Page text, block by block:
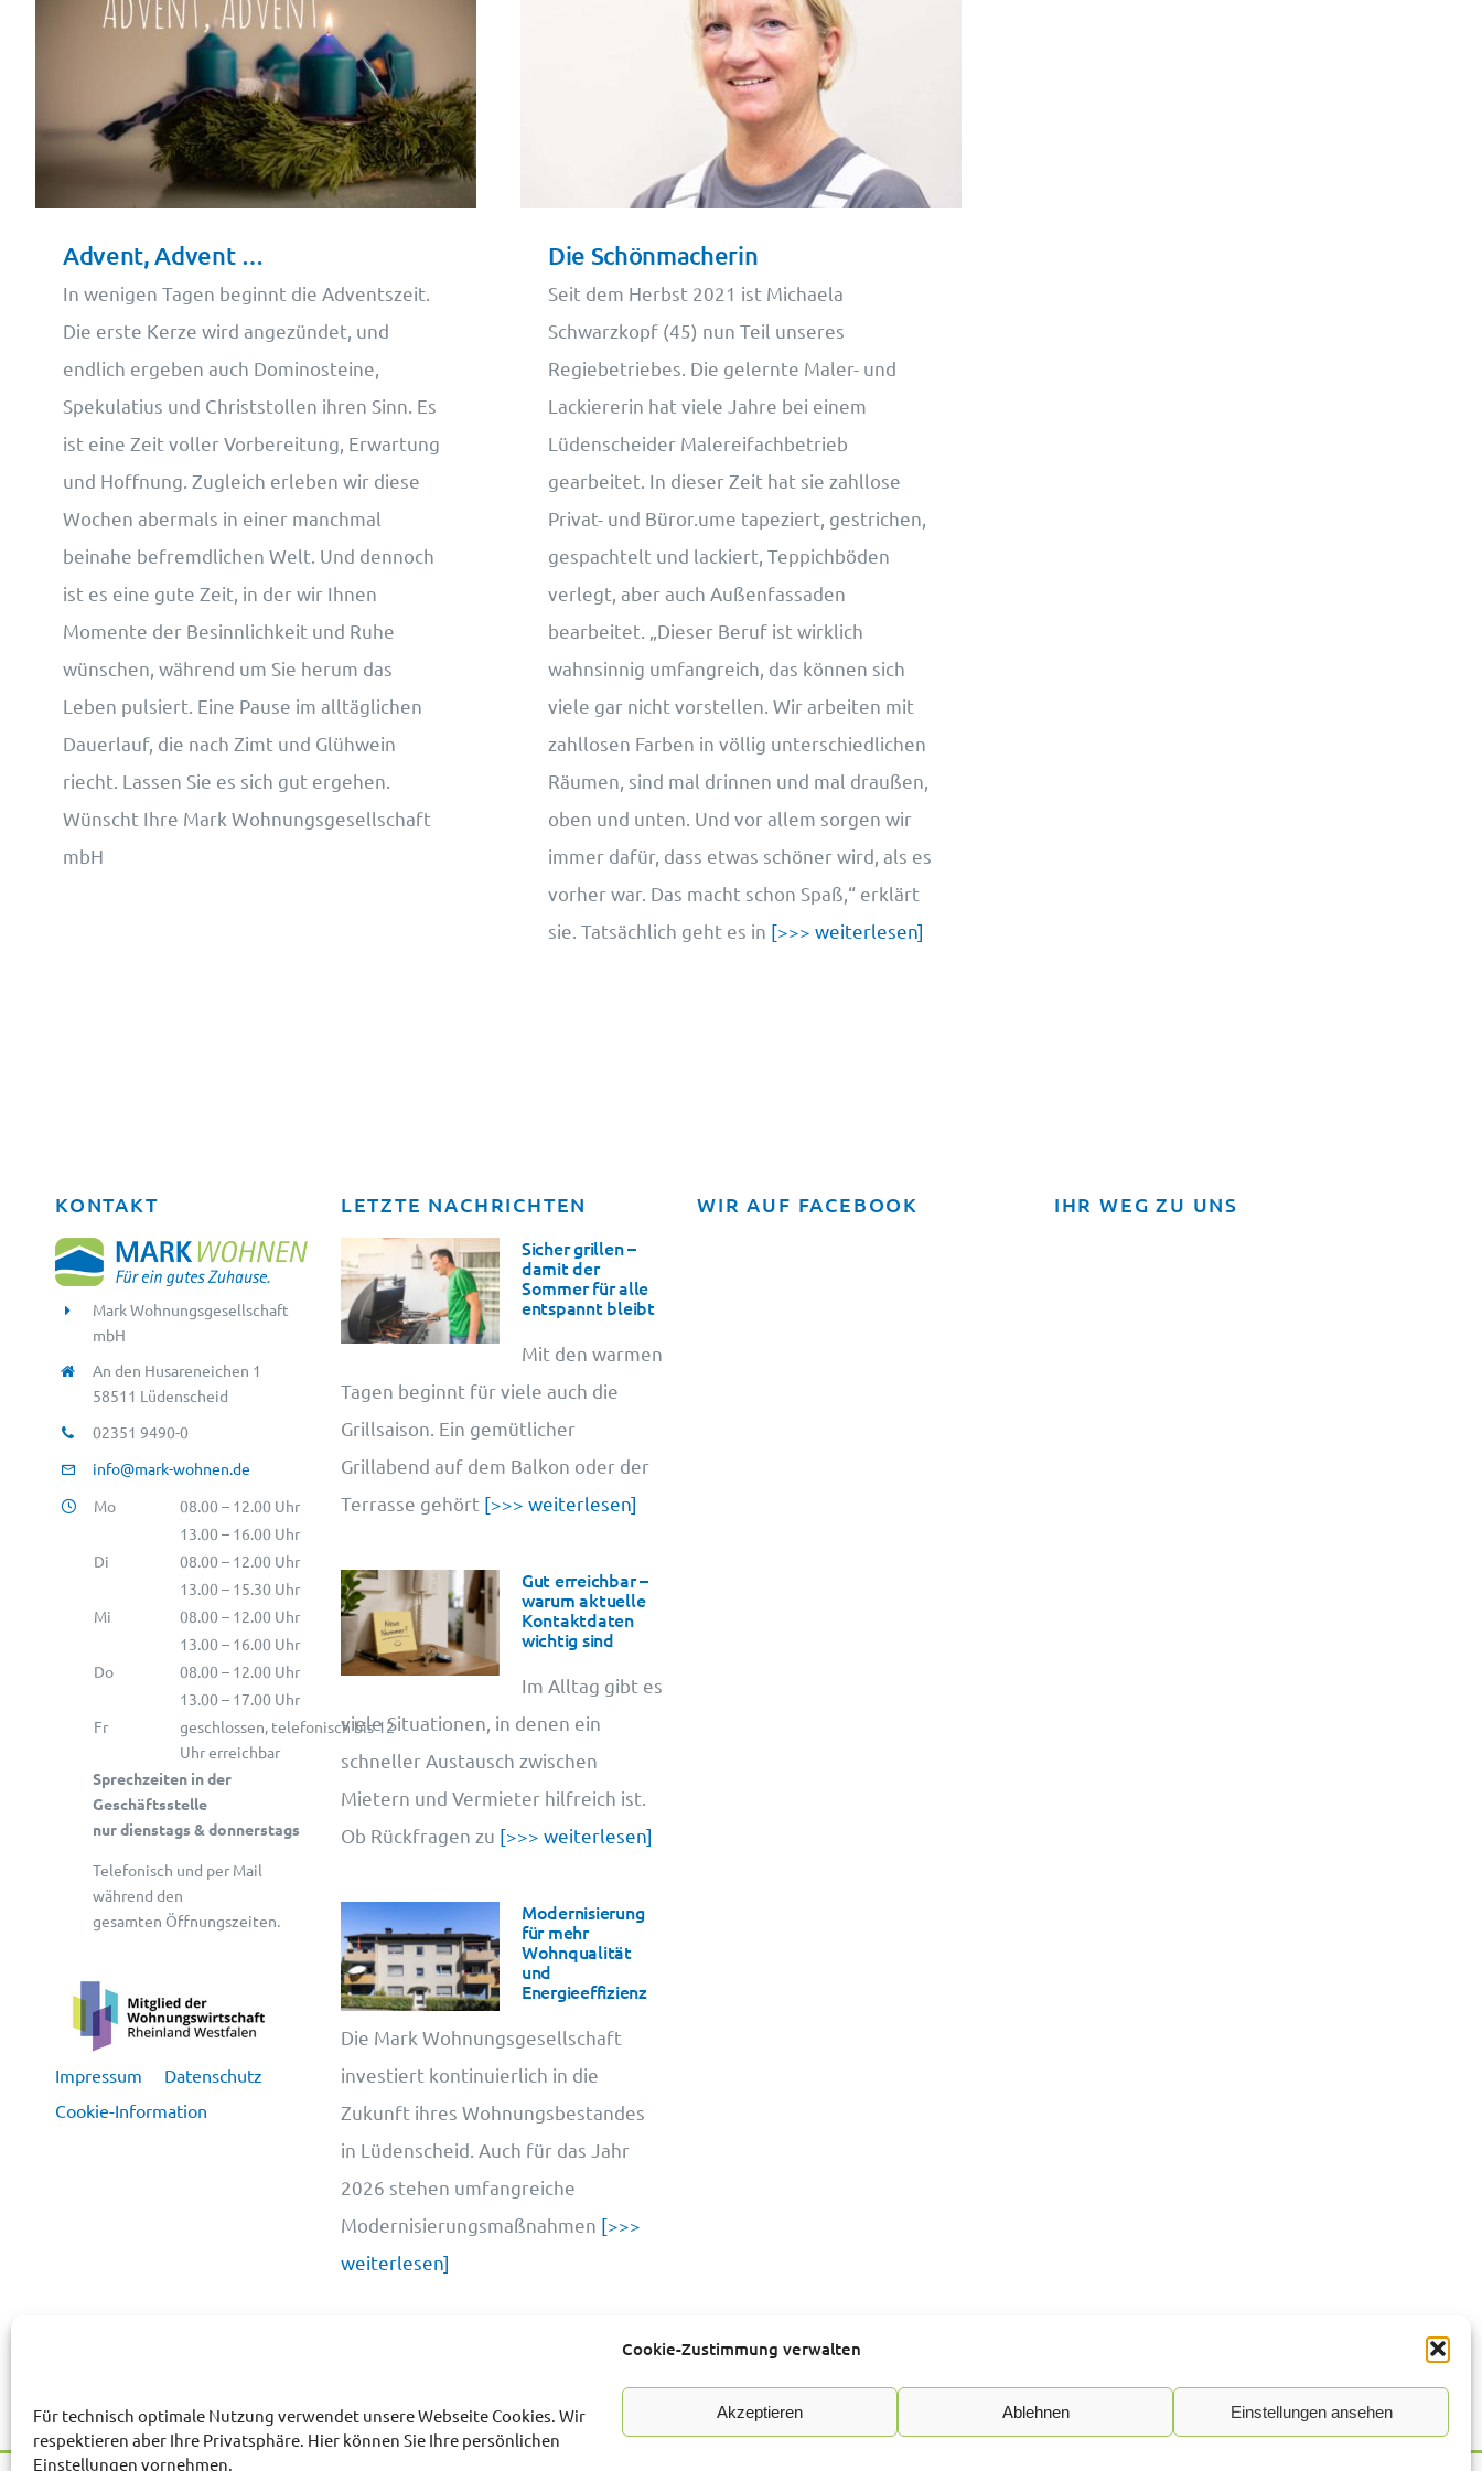
Cookie-Zustimmung verwalten
Für technisch optimale Nutzung verwendet unsere Webseite Cookies. Wir
respektieren aber Ihre Privatsphäre. Hier können Sie Ihre persönlichen
Einstellungen vornehmen.
Akzeptieren Ablehnen Einstellungen ansehen
Advent, Advent …
In wenigen Tagen beginnt die Adventszeit.
Die erste Kerze wird angezündet, und
endlich ergeben auch Dominosteine,
Spekulatius und Christstollen ihren Sinn. Es
ist eine Zeit voller Vorbereitung, Erwartung
und Hoffnung. Zugleich erleben wir diese
Wochen abermals in einer manchmal
beinahe befremdlichen Welt. Und dennoch
ist es eine gute Zeit, in der wir Ihnen
Momente der Besinnlichkeit und Ruhe
wünschen, während um Sie herum das
Leben pulsiert. Eine Pause im alltäglichen
Dauerlauf, die nach Zimt und Glühwein
riecht. Lassen Sie es sich gut ergehen.
Wünscht Ihre Mark Wohnungsgesellschaft
mbH
Die Schönmacherin
Seit dem Herbst 2021 ist Michaela
Schwarzkopf (45) nun Teil unseres
Regiebetriebes. Die gelernte Maler- und
Lackiererin hat viele Jahre bei einem
Lüdenscheider Malereifachbetrieb
gearbeitet. In dieser Zeit hat sie zahllose
Privat- und Büror.ume tapeziert, gestrichen,
gespachtelt und lackiert, Teppichböden
verlegt, aber auch Außenfassaden
bearbeitet. „Dieser Beruf ist wirklich
wahnsinnig umfangreich, das können sich
viele gar nicht vorstellen. Wir arbeiten mit
zahllosen Farben in völlig unterschiedlichen
Räumen, sind mal drinnen und mal draußen,
oben und unten. Und vor allem sorgen wir
immer dafür, dass etwas schöner wird, als es
vorher war. Das macht schon Spaß,“ erklärt
sie. Tatsächlich geht es in [>>> weiterlesen]
KONTAKT
Mark Wohnungsgesellschaft
mbH
An den Husareneichen 1
58511 Lüdenscheid
02351 9490-0
info@mark-wohnen.de
Mo
08.00 – 12.00 Uhr
13.00 – 16.00 Uhr
Di
08.00 – 12.00 Uhr
13.00 – 15.30 Uhr
Mi
08.00 – 12.00 Uhr
13.00 – 16.00 Uhr
Do
08.00 – 12.00 Uhr
13.00 – 17.00 Uhr
Fr
geschlossen, telefonisch bis 12
Uhr erreichbar
Sprechzeiten in der
Geschäftsstelle
nur dienstags & donnerstags
Telefonisch und per Mail
während den
gesamten Öffnungszeiten.
Impressum
Datenschutz
Cookie-Information
LETZTE NACHRICHTEN
Sicher grillen –
damit der
Sommer für alle
entspannt bleibt
Mit den warmen
Tagen beginnt für viele auch die
Grillsaison. Ein gemütlicher
Grillabend auf dem Balkon oder der
Terrasse gehört[>>> weiterlesen]
Gut erreichbar –
warum aktuelle
Kontaktdaten
wichtig sind
Im Alltag gibt es
viele Situationen, in denen ein
schneller Austausch zwischen
Mietern und Vermieter hilfreich ist.
Ob Rückfragen zu [>>> weiterlesen]
Modernisierung
für mehr
Wohnqualität
und
Energieeffizienz
Die Mark Wohnungsgesellschaft
investiert kontinuierlich in die
Zukunft ihres Wohnungsbestandes
in Lüdenscheid. Auch für das Jahr
2026 stehen umfangreiche
Modernisierungsmaßnahmen [>>>
weiterlesen]
WIR AUF FACEBOOK IHR WEG ZU UNS